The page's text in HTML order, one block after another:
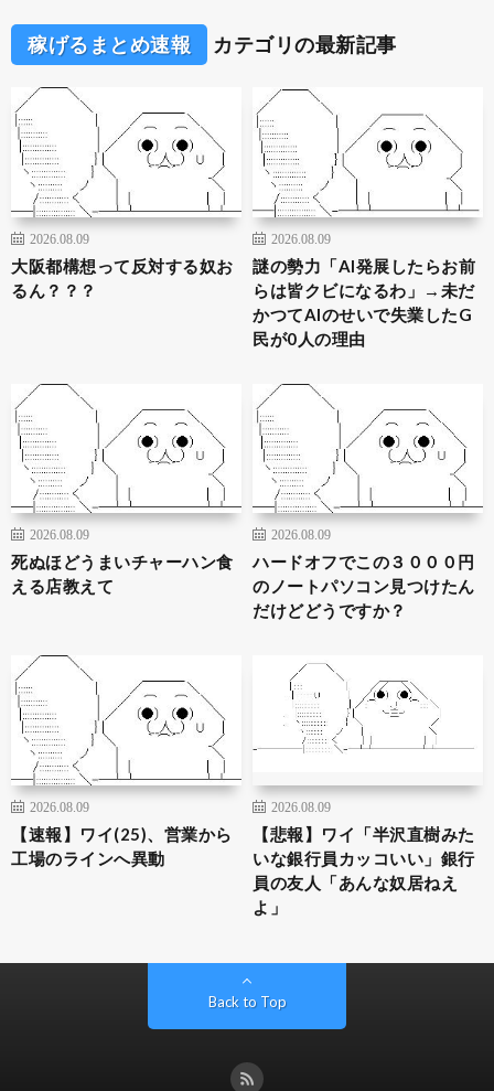
稼げるまとめ速報 カテゴリの最新記事
2026.08.09
大阪都構想って反対する奴お
るん？？？
2026.08.09
謎の勢力「AI発展したらお前
らは皆クビになるわ」→未だ
かつてAIのせいで失業したG
民が0人の理由
2026.08.09
死ぬほどうまいチャーハン食
える店教えて
2026.08.09
ハードオフでこの３０００円
のノートパソコン見つけたん
だけどどうですか？
2026.08.09
【速報】ワイ(25)、営業から
工場のラインへ異動
2026.08.09
【悲報】ワイ「半沢直樹みた
いな銀行員カッコいい」銀行
員の友人「あんな奴居ねえ
よ」
Back to Top